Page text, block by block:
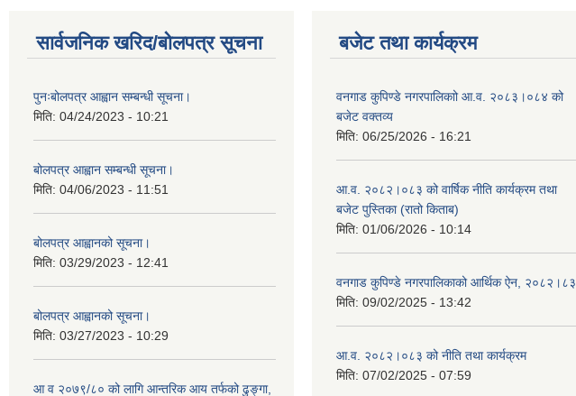
सार्वजनिक खरिद/बोलपत्र सूचना
पुनःबोलपत्र आह्वान सम्बन्धी सूचना।
मिति: 04/24/2023 - 10:21
बोलपत्र आह्वान सम्बन्धी सूचना।
मिति: 04/06/2023 - 11:51
बोलपत्र आह्वानको सूचना।
मिति: 03/29/2023 - 12:41
बोलपत्र आह्वानको सूचना।
मिति: 03/27/2023 - 10:29
आ व २०७९/८० को लागि आन्तरिक आय तर्फको ढुङ्गा,
बजेट तथा कार्यक्रम
वनगाड कुपिण्डे नगरपालिकाो आ.व. २०८३।०८४ को
बजेट वक्तव्य
मिति: 06/25/2026 - 16:21
आ.व. २०८२।०८३ को वार्षिक नीति कार्यक्रम तथा
बजेट पुस्तिका (रातो किताब)
मिति: 01/06/2026 - 10:14
वनगाड कुपिण्डे नगरपालिकाको आर्थिक ऐन, २०८२।८३
मिति: 09/02/2025 - 13:42
आ.व. २०८२।०८३ को नीति तथा कार्यक्रम
मिति: 07/02/2025 - 07:59